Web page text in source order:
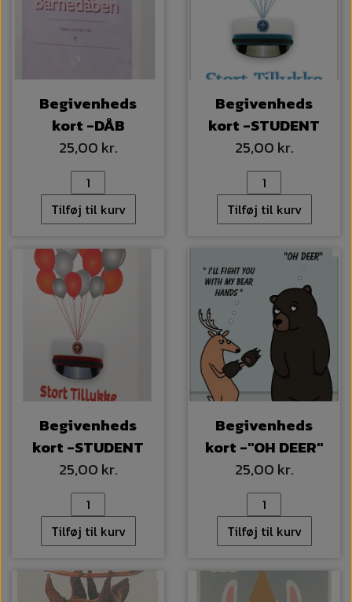
Begivenheds
kort -DÅB
25,00 kr.
Tilføj til kurv
Begivenheds
kort -STUDENT
25,00 kr.
Tilføj til kurv
Begivenheds
kort -STUDENT
25,00 kr.
Tilføj til kurv
Begivenheds
kort -"OH DEER"
25,00 kr.
Tilføj til kurv